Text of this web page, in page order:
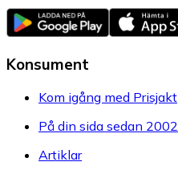
Konsument
Kom igång med Prisjakt
På din sida sedan 2002
Artiklar